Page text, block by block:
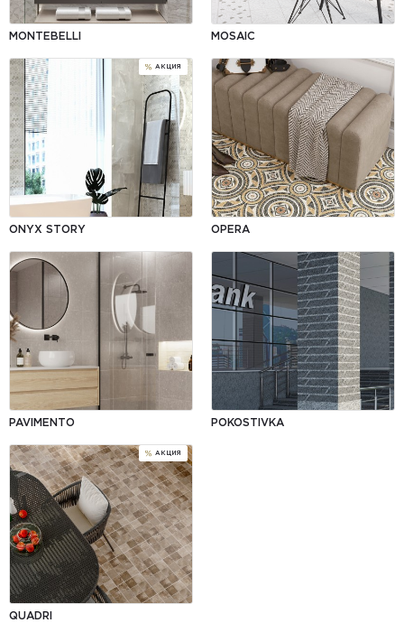
MONTEBELLI MOSAIC
ONYX STORY OPERA
PAVIMENTO POKOSTІVKA
QUADRI